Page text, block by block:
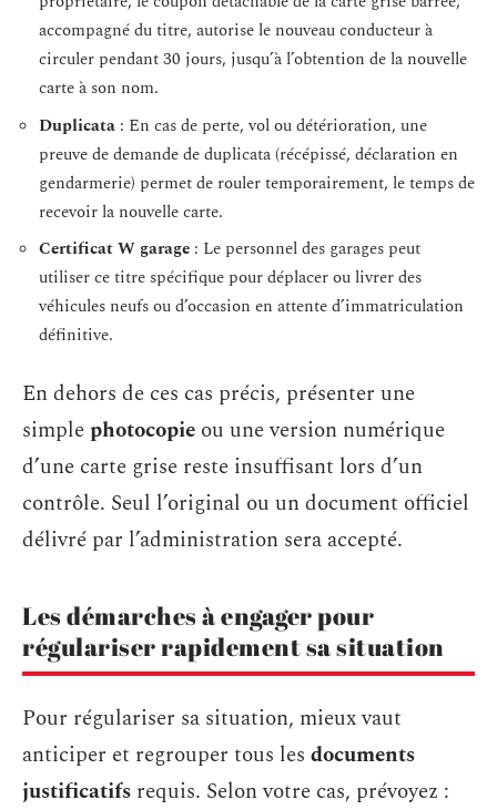
accompagné du titre, autorise le nouveau conducteur à
circuler pendant 30 jours, jusqu’à l’obtention de la nouvelle
carte à son nom.
Duplicata : En cas de perte, vol ou détérioration, une
preuve de demande de duplicata (récépissé, déclaration en
gendarmerie) permet de rouler temporairement, le temps de
recevoir la nouvelle carte.
Certificat W garage : Le personnel des garages peut
utiliser ce titre spécifique pour déplacer ou livrer des
véhicules neufs ou d’occasion en attente d’immatriculation
définitive.
En dehors de ces cas précis, présenter une
simplephotocopie ou une version numérique
d’une carte grise reste insuffisant lors d’un
contrôle. Seul l’original ou un document officiel
délivré par l’administration sera accepté.
Les démarches à engager pour
régulariser rapidement sa situation
Pour régulariser sa situation, mieux vaut
anticiper et regrouper tous les documents
justificatifs requis. Selon votre cas, prévoyez :